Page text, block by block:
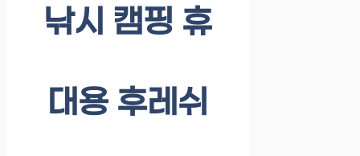
낚시 캠핑 휴
대용 후레쉬